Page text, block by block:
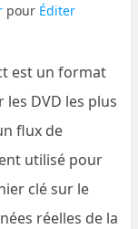
pour Éditer
est un format
DVD les plus
flux de
utilisé pour
clé sur le
réelles de la